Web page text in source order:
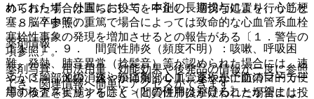
められた場合は直ちに投与を中止し、適切な処置を行うこと
〔８．７参照〕。
１１．１．９． 間質性肺炎（頻度不明）：咳嗽、呼吸困
難、発熱、肺音異常（捻髪音）等が認められた場合には、速
やかに胸部Ｘ線、速やかに胸部ＣＴ、速やかに血清マーカー
等の検査を実施すること（間質性肺炎が疑われた場合には投
れておらず、外国において、本剤の長期投与により、心筋梗
塞、脳卒中等の重篤で場合によっては致命的な心血管系血栓
塞栓性事象の発現を増加させるとの報告がある〔１．警告の
項参照〕。
７．３． 他の消炎・鎮痛剤＜心血管系疾患予防の目的で使
用するアスピリンを除く＞との併用は避けることが望まし
薬剤情報
薬剤写真、用法用量、効能効果や後発品の情報が一度に参照
でき、関連情報へ簡単にアクセスができます。